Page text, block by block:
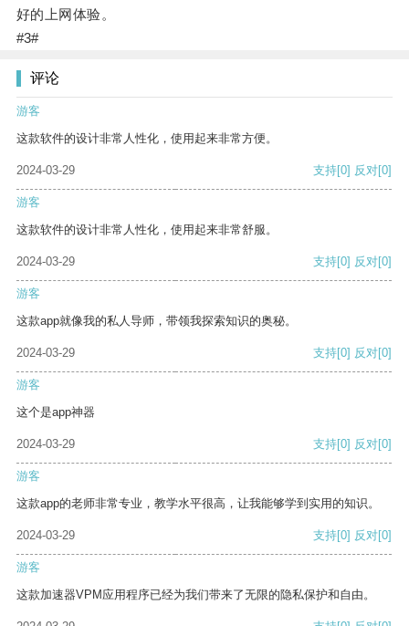
好的上网体验。
#3#
评论
游客
这款软件的设计非常人性化，使用起来非常方便。
2024-03-29 支持[0] 反对[0]
游客
这款软件的设计非常人性化，使用起来非常舒服。
2024-03-29 支持[0] 反对[0]
游客
这款app就像我的私人导师，带领我探索知识的奥秘。
2024-03-29 支持[0] 反对[0]
游客
这个是app神器
2024-03-29 支持[0] 反对[0]
游客
这款app的老师非常专业，教学水平很高，让我能够学到实用的知识。
2024-03-29 支持[0] 反对[0]
游客
这款加速器VPM应用程序已经为我们带来了无限的隐私保护和自由。